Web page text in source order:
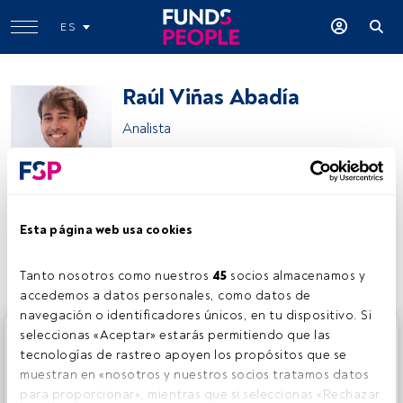
Esta página web usa cookies
Tanto nosotros como nuestros 45 socios almacenamos y
accedemos a datos personales, como datos de
navegación o identificadores únicos, en tu dispositivo. Si
seleccionas «Aceptar» estarás permitiendo que las
tecnologías de rastreo apoyen los propósitos que se
muestran en «nosotros y nuestros socios tratamos datos
para proporcionar», mientras que si seleccionas «Rechazar
ES
Raúl Viñas Abadía
Analista
Compartir:
Este es un artículo exclusivo para los usuarios registrados
de FundsPeople. Si ya estás registrado, accede desde el
botón Login. Si aún no tienes cuenta, te invitamos a
registrarte y disfrutar de todo el universo que ofrece